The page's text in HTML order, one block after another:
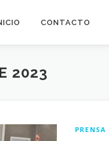
CONTACTO
2023
PRENSA